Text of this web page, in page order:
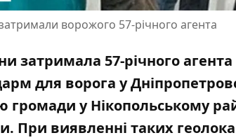
ворожого 57-річного агента
затримала 57-річного
для ворога у
громади у Нікопольському
При виявленні таких